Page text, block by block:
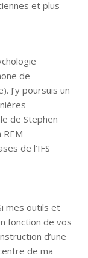
et plus
de
J’y poursuis un
de Stephen
de l’IFS
mes outils et
fonction de vos
d’une
de ma